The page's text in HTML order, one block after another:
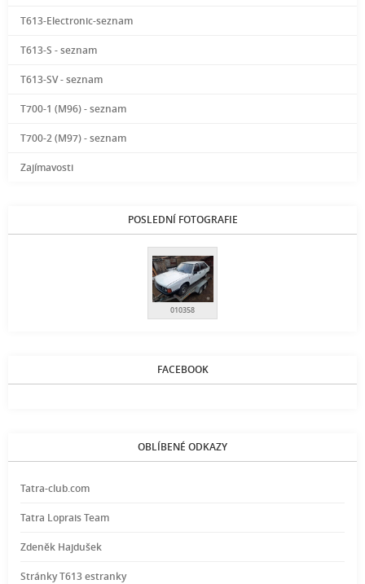
T613-Electronic-seznam
T613-S - seznam
T613-SV - seznam
T700-1 (M96) - seznam
T700-2 (M97) - seznam
Zajímavosti
POSLEDNÍ FOTOGRAFIE
010358
FACEBOOK
OBLÍBENÉ ODKAZY
Tatra-club.com
Tatra Loprais Team
Zdeněk Hajdušek
Stránky T613 estranky